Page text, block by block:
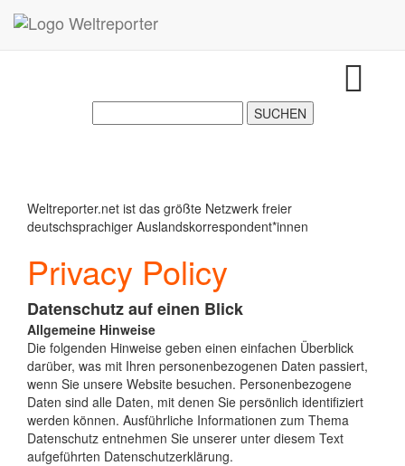
Zum Inhalt springen
Weltreporter.net ist das größte Netzwerk freier
deutschsprachiger Auslandskorrespondent*innen
Privacy Policy
Datenschutz auf einen Blick
Allgemeine Hinweise
Die folgenden Hinweise geben einen einfachen Überblick
darüber, was mit Ihren personenbezogenen Daten passiert,
wenn Sie unsere Website besuchen. Personenbezogene
Daten sind alle Daten, mit denen Sie persönlich identifiziert
werden können. Ausführliche Informationen zum Thema
Datenschutz entnehmen Sie unserer unter diesem Text
aufgeführten Datenschutzerklärung.